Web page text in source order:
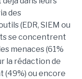
des
(EDR, SIEM ou
se concentrent
menaces (61%
la rédaction de
(49%) ou encore